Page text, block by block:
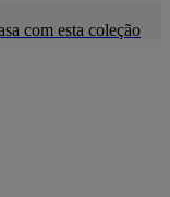
com esta coleção